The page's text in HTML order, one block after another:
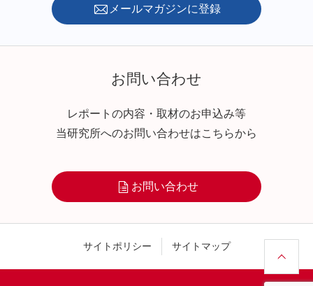
メールマガジンに登録
お問い合わせ
レポートの内容・取材のお申込み等
当研究所へのお問い合わせはこちらから
お問い合わせ
サイトポリシー サイトマップ